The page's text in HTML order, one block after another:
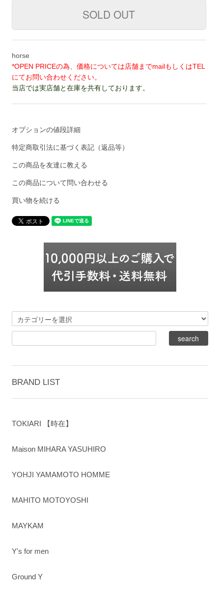
horse
*OPEN PRICEの為、価格については店舗までmailもしくはTEL
にてお問い合わせください。
当店では実店舗と在庫を共有しております。
オプションの値段詳細
特定商取引法に基づく表記（返品等）
この商品を友達に教える
この商品について問い合わせる
買い物を続ける
BRAND LIST
TOKIARI 【時在】
Maison MIHARA YASUHIRO
YOHJI YAMAMOTO HOMME
MAHITO MOTOYOSHI
MAYKAM
Y's for men
Ground Y